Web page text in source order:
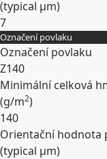
(typical µm)
7
Rozbalit
Označení povlaku
Označení povlaku
Z140
Minimální celková
(g/m2)
140
Orientační hodnota
(typical µm)